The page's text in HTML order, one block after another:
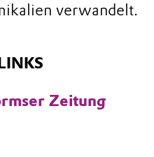
verwandelt.
Zeitung